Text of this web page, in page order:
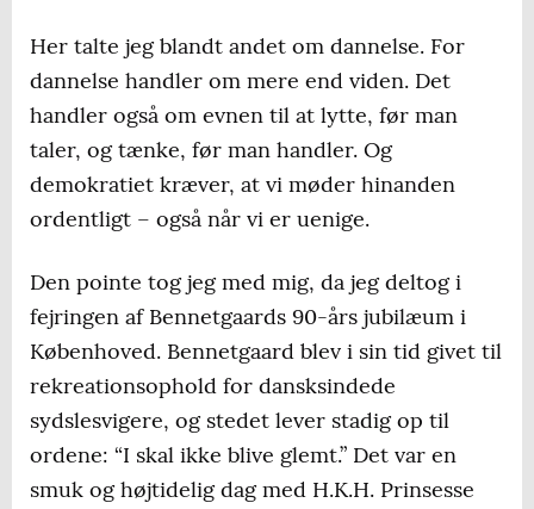
Her talte jeg blandt andet om dannelse. For
dannelse handler om mere end viden. Det
handler også om evnen til at lytte, før man
taler, og tænke, før man handler. Og
demokratiet kræver, at vi møder hinanden
ordentligt – også når vi er uenige.
Den pointe tog jeg med mig, da jeg deltog i
fejringen af Bennetgaards 90-års jubilæum i
Københoved. Bennetgaard blev i sin tid givet til
rekreationsophold for dansksindede
sydslesvigere, og stedet lever stadig op til
ordene: “I skal ikke blive glemt.” Det var en
smuk og højtidelig dag med H.K.H. Prinsesse